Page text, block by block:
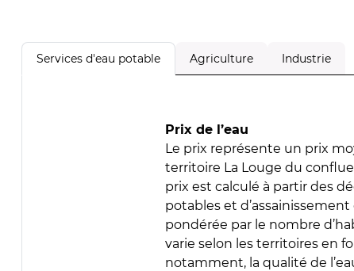
Services d'eau potable Agriculture Industrie
Prix de l’eau
Le prix représente un prix
territoire La Louge du
prix est calculé à partir des
potables et
pondérée par le nombre
varie selon les territoires en
notamment, la qualité de